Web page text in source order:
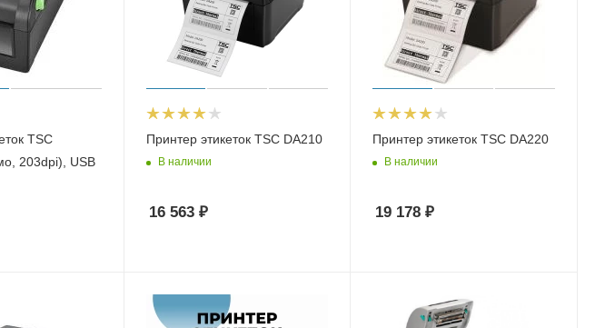
TSC
203dpi), USB
Принтер этикеток TSC DA210
В наличии
16 563₽
Принтер этикеток TSC DA220
В наличии
19 178 ₽